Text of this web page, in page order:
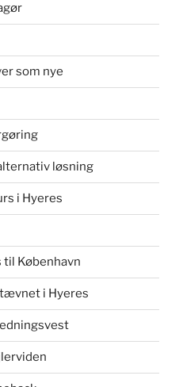
som nye
løsning
i Hyeres
til København
i Hyeres